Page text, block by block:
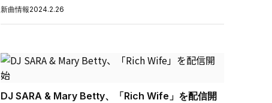
新曲情報2024.2.26
DJ SARA & Mary Betty、「Rich Wife」を配信開